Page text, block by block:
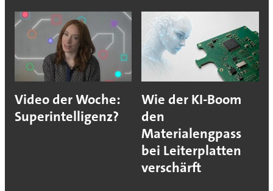
Video der Woche:
Superintelligenz?
Wie der KI-Boom
den
Materialengpass
bei Leiterplatten
verschärft